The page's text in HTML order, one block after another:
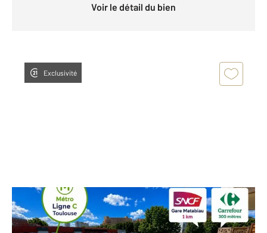
Voir le détail du bien
Exclusivité
TOULOUSE 31
47 m2, 2 pièces
Ref : 30315